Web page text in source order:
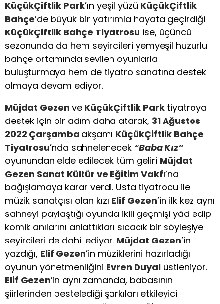
KüçükÇiftlik Park’ın yeşil yüzü KüçükÇiftlik
Bahçe’de büyük bir yatırımla hayata geçirdiği
KüçükÇiftlik Bahçe Tiyatrosu ise, üçüncü
sezonunda da hem seyircileri yemyeşil huzurlu
bahçe ortamında sevilen oyunlarla
buluşturmaya hem de tiyatro sanatına destek
olmaya devam ediyor.
Müjdat Gezen ve KüçükÇiftlik Park tiyatroya
destek için bir adım daha atarak, 31 Ağustos
2022 Çarşamba akşamı KüçükÇiftlik Bahçe
Tiyatrosu’nda sahnelenecek “Baba Kız”
oyunundan elde edilecek tüm geliri Müjdat
Gezen Sanat Kültür ve Eğitim Vakfı’na
bağışlamaya karar verdi. Usta tiyatrocu ile
müzik sanatçısı olan kızı Elif Gezen’in ilk kez aynı
sahneyi paylaştığı oyunda ikili geçmişi yâd edip
komik anılarını anlattıkları sıcacık bir söyleşiye
seyircileri de dahil ediyor. Müjdat Gezen’in
yazdığı, Elif Gezen’in müziklerini hazırladığı
oyunun yönetmenliğini Evren Duyal üstleniyor.
Elif Gezen’in aynı zamanda, babasının
şiirlerinden bestelediği şarkıları etkileyici